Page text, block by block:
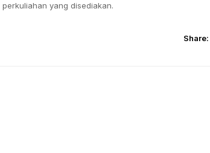
yang disediakan.
Share: